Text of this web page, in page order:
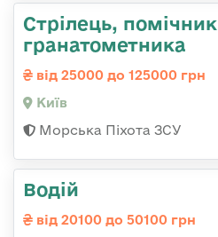
Стpілець, помічник
гpанатометника
від 25000 до 125000 грн
Київ
Морська Піхота ЗСУ
Водій
від 20100 до 50100 грн